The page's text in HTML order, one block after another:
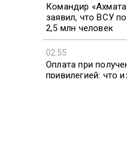
Командир
заявил, что ВСУ
2,5 млн человек
02:55
Оплата при
привилегией: что